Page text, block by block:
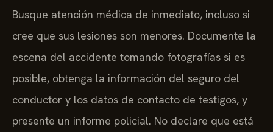
Busque atención médica de inmediato, incluso si
cree que sus lesiones son menores. Documente la
escena del accidente tomando fotografías si es
posible, obtenga la información del seguro del
conductor y los datos de contacto de testigos, y
presente un informe policial. No declare que está